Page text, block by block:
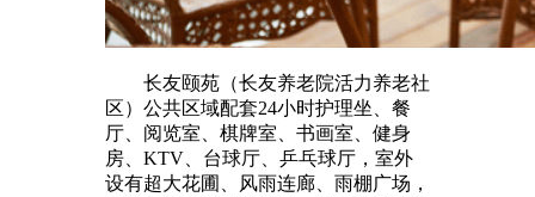
长友颐苑（长友养老院活力养老社
区）公共区域配套24小时护理坐、餐
厅、阅览室、棋牌室、书画室、健身
房、KTV、台球厅、乒乓球厅，室外
设有超大花圃、风雨连廊、雨棚广场，